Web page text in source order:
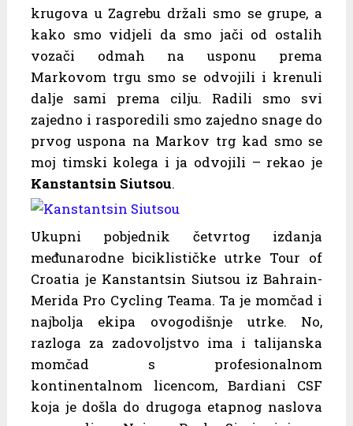
krugova u Zagrebu držali smo se grupe, a
kako smo vidjeli da smo jači od ostalih
vozači odmah na usponu prema
Markovom trgu smo se odvojili i krenuli
dalje sami prema cilju. Radili smo svi
zajedno i rasporedili smo zajedno snage do
prvog uspona na Markov trg kad smo se
moj timski kolega i ja odvojili – rekao je
Kanstantsin Siutsou.
Ukupni pobjednik četvrtog izdanja
međunarodne biciklističke utrke Tour of
Croatia je Kanstantsin Siutsou iz Bahrain-
Merida Pro Cycling Teama. Ta je momčad i
najbolja ekipa ovogodišnje utrke. No,
razloga za zadovoljstvo ima i talijanska
momčad s profesionalnom
kontinentalnom licencom, Bardiani CSF
koja je došla do drugoga etapnog naslova